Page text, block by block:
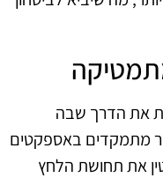
את הדרך שבה
מתמקדים באספקטים
את תחושת הלחץ